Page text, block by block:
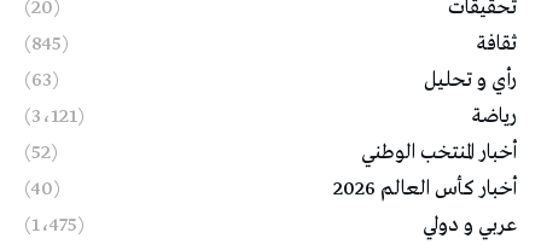
تحقيقات
(20)
ثقافة
(845)
رأي و تحليل
(63)
رياضة
(3٬121)
أخبار المنتخب الوطني
(52)
أخبار كأس العالم 2026
(40)
عربي و دولي
(1٬475)